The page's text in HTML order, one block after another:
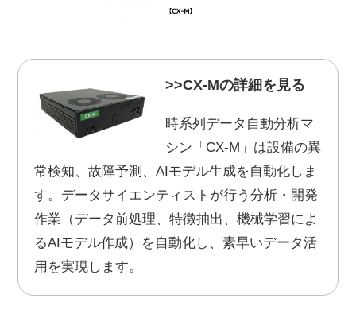
>>CX-Mの詳細を見る
時系列データ自動分析マ
シン「CX-M」は設備の異
常検知、故障予測、AIモデル生成を自動化しま
す。データサイエンティストが行う分析・開発
作業（データ前処理、特徴抽出、機械学習によ
るAIモデル作成）を自動化し、素早いデータ活
用を実現します。